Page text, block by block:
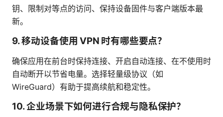
钥、限制对等点的访问、保持设备固件与客户端版本最
新。
9. 移动设备使用 VPN 时有哪些要点？
确保应用在前台时保持连接、开启自动连接、在不使用时
自动断开以节省电量。选择轻量级协议（如
WireGuard）有助于提高续航和稳定性。
10. 企业场景下如何进行合规与隐私保护？